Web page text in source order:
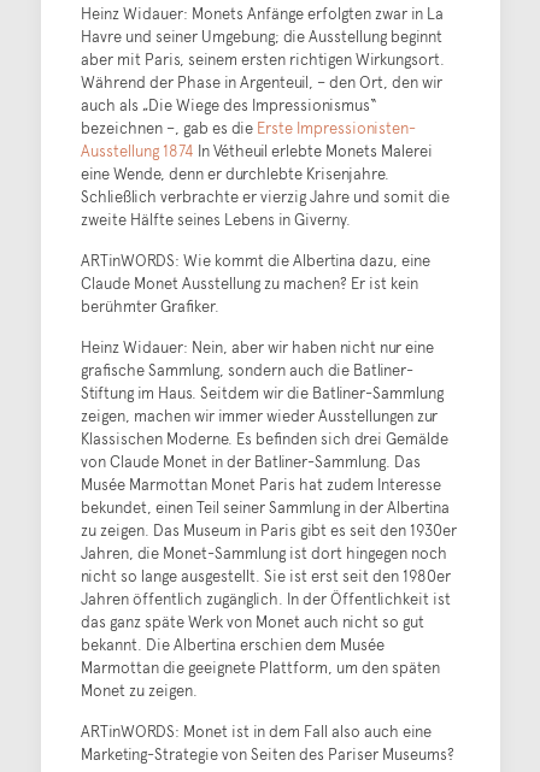
Heinz Widauer: Monets Anfänge erfolgten zwar in La
Havre und seiner Umgebung; die Ausstellung beginnt
aber mit Paris, seinem ersten richtigen Wirkungsort.
Während der Phase in Argenteuil, – den Ort, den wir
auch als „Die Wiege des Impressionismus“
bezeichnen –, gab es die Erste Impressionisten-
Ausstellung 1874 In Vétheuil erlebte Monets Malerei
eine Wende, denn er durchlebte Krisenjahre.
Schließlich verbrachte er vierzig Jahre und somit die
zweite Hälfte seines Lebens in Giverny.
ARTinWORDS: Wie kommt die Albertina dazu, eine
Claude Monet Ausstellung zu machen? Er ist kein
berühmter Grafiker.
Heinz Widauer: Nein, aber wir haben nicht nur eine
grafische Sammlung, sondern auch die Batliner-
Stiftung im Haus. Seitdem wir die Batliner-Sammlung
zeigen, machen wir immer wieder Ausstellungen zur
Klassischen Moderne. Es befinden sich drei Gemälde
von Claude Monet in der Batliner-Sammlung. Das
Musée Marmottan Monet Paris hat zudem Interesse
bekundet, einen Teil seiner Sammlung in der Albertina
zu zeigen. Das Museum in Paris gibt es seit den 1930er
Jahren, die Monet-Sammlung ist dort hingegen noch
nicht so lange ausgestellt. Sie ist erst seit den 1980er
Jahren öffentlich zugänglich. In der Öffentlichkeit ist
das ganz späte Werk von Monet auch nicht so gut
bekannt. Die Albertina erschien dem Musée
Marmottan die geeignete Plattform, um den späten
Monet zu zeigen.
ARTinWORDS: Monet ist in dem Fall also auch eine
Marketing-Strategie von Seiten des Pariser Museums?